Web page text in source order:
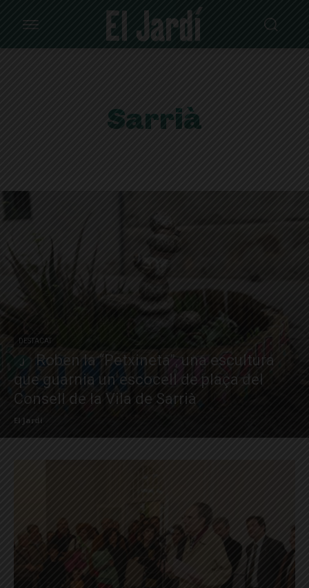
Sarrià
DESTACAT
Roben la “Petxineta”, una escultura
que guarnia un escocell de plaça del
Consell de la Vila de Sarrià
El Jardí